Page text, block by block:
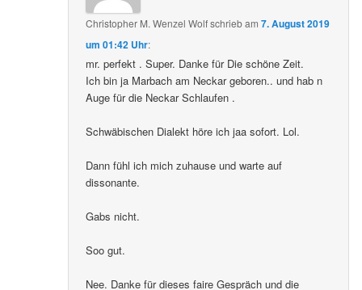
Christopher M. Wenzel Wolfschriebam7. August 2019
um 01:42 Uhr:
mr. perfekt . Super. Danke für Die schöne Zeit.
Ich bin ja Marbach am Neckar geboren.. und hab n
Auge für die Neckar Schlaufen .
Schwäbischen Dialekt höre ich jaa sofort. Lol.
Dann fühl ich mich zuhause und warte auf
dissonante.
Gabs nicht.
Soo gut.
Nee. Danke für dieses faire Gespräch und die